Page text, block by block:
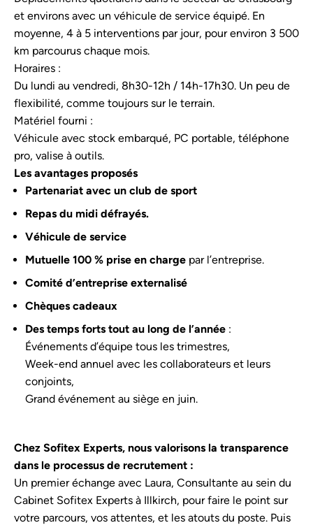
et environs avec un véhicule de service équipé. En
moyenne, 4 à 5 interventions par jour, pour environ 3 500
km parcourus chaque mois.
Horaires :
Du lundi au vendredi, 8h30-12h / 14h-17h30. Un peu de
flexibilité, comme toujours sur le terrain.
Matériel fourni :
Véhicule avec stock embarqué, PC portable, téléphone
pro, valise à outils.
Les avantages proposés
Partenariat avec un club de sport
Repas du midi défrayés.
Véhicule de service
Mutuelle 100 % prise en charge par l’entreprise.
Comité d’entreprise externalisé
Chèques cadeaux
Des temps forts tout au long de l’année :
Événements d’équipe tous les trimestres,
Week-end annuel avec les collaborateurs et leurs
conjoints,
Grand événement au siège en juin.
Chez Sofitex Experts, nous valorisons la transparence
dans le processus de recrutement :
Un premier échange avec Laura, Consultante au sein du
Cabinet Sofitex Experts à Illkirch, pour faire le point sur
votre parcours, vos attentes, et les atouts du poste. Puis